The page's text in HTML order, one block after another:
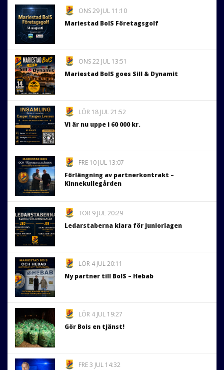
ONS 29 JUL 11:10
Mariestad BoIS Företagsgolf
ONS 22 JUL 13:51
Mariestad BoIS goes Sill & Dynamit
LÖR 18 JUL 21:52
Vi är nu uppe i 60 000 kr.
FRE 10 JUL 13:07
Förlängning av partnerkontrakt –
Kinnekullegården
TOR 9 JUL 20:29
Ledarstaberna klara för juniorlagen
LÖR 4 JUL 20:11
Ny partner till BoIS – Hebab
LÖR 4 JUL 19:27
Gör Bois en tjänst!
FRE 3 JUL 14:32